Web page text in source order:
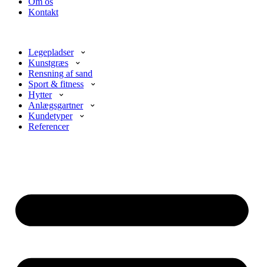
Kontakt
Legepladser
Kunstgræs
Rensning af sand
Sport & fitness
Hytter
Anlægsgartner
Kundetyper
Referencer